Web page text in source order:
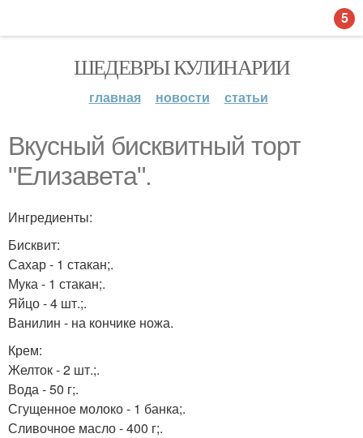
ШЕДЕВРЫ КУЛИНАРИИ
главная новости статьи
Вкусный бисквитный торт
"Елизавета".
Ингредиенты:
Бисквит:
Сахар - 1 стакан;.
Мука - 1 стакан;.
Яйцо - 4 шт.;.
Ванилин - на кончике ножа.
Крем:
Желток - 2 шт.;.
Вода - 50 г;.
Сгущенное молоко - 1 банка;.
Сливочное масло - 400 г;.
5